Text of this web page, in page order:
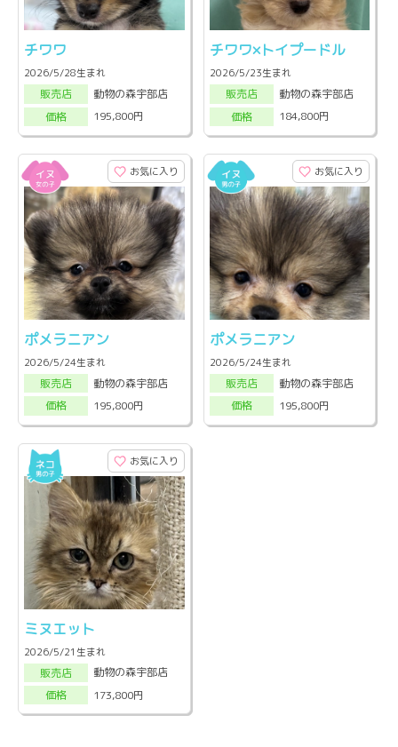
チワワ
2026/5/28生まれ
販売店
動物の森宇部店
価格
195,800円
チワワ×トイプードル
2026/5/23生まれ
販売店
動物の森宇部店
価格
184,800円
お気に入り
ポメラニアン
2026/5/24生まれ
販売店
動物の森宇部店
価格
195,800円
お気に入り
ポメラニアン
2026/5/24生まれ
販売店
動物の森宇部店
価格
195,800円
お気に入り
ミヌエット
2026/5/21生まれ
販売店
動物の森宇部店
価格
173,800円